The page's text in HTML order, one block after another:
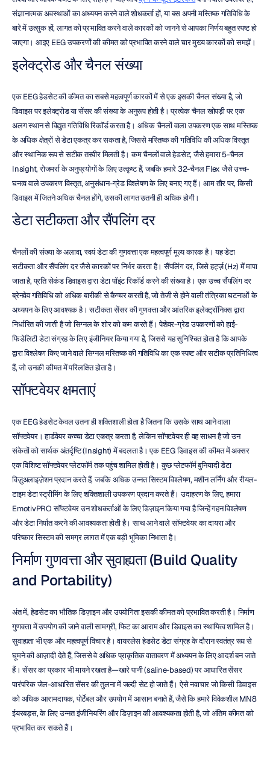
संज्ञानात्मक अवस्थाओं का अध्ययन करने वाले शोधकर्ता हों, या बस अपनी मस्तिष्क गतिविधि के
बारे में उत्सुक हों, लागत को प्रभावित करने वाले कारकों को जानने से आपका निर्णय बहुत स्पष्ट हो
जाएगा। आइए EEG उपकरणों की कीमत को प्रभावित करने वाले चार मुख्य कारकों को समझें।
इलेक्ट्रोड और चैनल संख्या
एक EEG हेडसेट की कीमत का सबसे महत्वपूर्ण कारकों में से एक इसकी चैनल संख्या है, जो
डिवाइस पर इलेक्ट्रोड या सेंसर की संख्या के अनुरूप होती है। प्रत्येक चैनल खोपड़ी पर एक
अलग स्थान से विद्युत गतिविधि रिकॉर्ड करता है। अधिक चैनलों वाला उपकरण एक साथ मस्तिष्क
के अधिक क्षेत्रों से डेटा एकत्र कर सकता है, जिससे मस्तिष्क की गतिविधि की अधिक विस्तृत
और स्थानिक रूप से सटीक तस्वीर मिलती है। कम चैनलों वाले हेडसेट, जैसे हमारा 5-चैनल
Insight, रोजमर्रा के अनुप्रयोगों के लिए उत्कृष्ट हैं, जबकि हमारे 32-चैनल Flex जैसे उच्च-
घनत्व वाले उपकरण विस्तृत, अनुसंधान-ग्रेड विश्लेषण के लिए बनाए गए हैं। आम तौर पर, किसी
डिवाइस में जितने अधिक चैनल होंगे, उसकी लागत उतनी ही अधिक होगी।
डेटा सटीकता और सैंपलिंग दर
चैनलों की संख्या के अलावा, स्वयं डेटा की गुणवत्ता एक महत्वपूर्ण मूल्य कारक है। यह डेटा
सटीकता और सैंपलिंग दर जैसे कारकों पर निर्भर करता है। सैंपलिंग दर, जिसे हर्ट्ज़ (Hz) में मापा
जाता है, प्रति सेकंड डिवाइस द्वारा डेटा पॉइंट रिकॉर्ड करने की संख्या है। एक उच्च सैंपलिंग दर
ब्रेनवेव गतिविधि को अधिक बारीकी से कैप्चर करती है, जो तेजी से होने वाली तंत्रिका घटनाओं के
अध्ययन के लिए आवश्यक है। सटीकता सेंसर की गुणवत्ता और आंतरिक इलेक्ट्रॉनिक्स द्वारा
निर्धारित की जाती है जो सिग्नल के शोर को कम करते हैं। पेशेवर-ग्रेड उपकरणों को हाई-
फिडेलिटी डेटा संग्रह के लिए इंजीनियर किया गया है, जिससे यह सुनिश्चित होता है कि आपके
द्वारा विश्लेषण किए जाने वाले सिग्नल मस्तिष्क की गतिविधि का एक स्पष्ट और सटीक प्रतिनिधित्व
हैं, जो उनकी कीमत में परिलक्षित होता है।
सॉफ्टवेयर क्षमताएं
एक EEG हेडसेट केवल उतना ही शक्तिशाली होता है जितना कि उसके साथ आने वाला
सॉफ्टवेयर। हार्डवेयर कच्चा डेटा एकत्र करता है, लेकिन सॉफ्टवेयर ही वह साधन है जो उन
संकेतों को सार्थक अंतर्दृष्टि (Insight) में बदलता है। एक EEG डिवाइस की कीमत में अक्सर
एक विशिष्ट सॉफ्टवेयर प्लेटफॉर्म तक पहुंच शामिल होती है। कुछ प्लेटफॉर्म बुनियादी डेटा
विज़ुअलाइज़ेशन प्रदान करते हैं, जबकि अधिक उन्नत सिस्टम विश्लेषण, मशीन लर्निंग और रीयल-
टाइम डेटा स्ट्रीमिंग के लिए शक्तिशाली उपकरण प्रदान करते हैं। उदाहरण के लिए, हमारा
EmotivPRO सॉफ्टवेयर उन शोधकर्ताओं के लिए डिज़ाइन किया गया है जिन्हें गहन विश्लेषण
और डेटा निर्यात करने की आवश्यकता होती है। साथ आने वाले सॉफ्टवेयर का दायरा और
परिष्कार सिस्टम की समग्र लागत में एक बड़ी भूमिका निभाता है।
निर्माण गुणवत्ता और सुवाह्यता (Build Quality
and Portability)
अंत में, हेडसेट का भौतिक डिज़ाइन और उपयोगिता इसकी कीमत को प्रभावित करती है। निर्माण
गुणवत्ता में उपयोग की जाने वाली सामग्री, फिट का आराम और डिवाइस का स्थायित्व शामिल है।
सुवाह्यता भी एक और महत्वपूर्ण विचार है। वायरलेस हेडसेट डेटा संग्रह के दौरान स्वतंत्र रूप से
घूमने की आज़ादी देते हैं, जिससे वे अधिक प्राकृतिक वातावरण में अध्ययन के लिए आदर्श बन जाते
हैं। सेंसर का प्रकार भी मायने रखता है—खारे पानी (saline-based) पर आधारित सेंसर
पारंपरिक जेल-आधारित सेंसर की तुलना में जल्दी सेट हो जाते हैं। ऐसे नवाचार जो किसी डिवाइस
को अधिक आरामदायक, पोर्टेबल और उपयोग में आसान बनाते हैं, जैसे कि हमारे विवेकशील MN8
ईयरबड्स, के लिए उन्नत इंजीनियरिंग और डिज़ाइन की आवश्यकता होती है, जो अंतिम कीमत को
प्रभावित कर सकते हैं।